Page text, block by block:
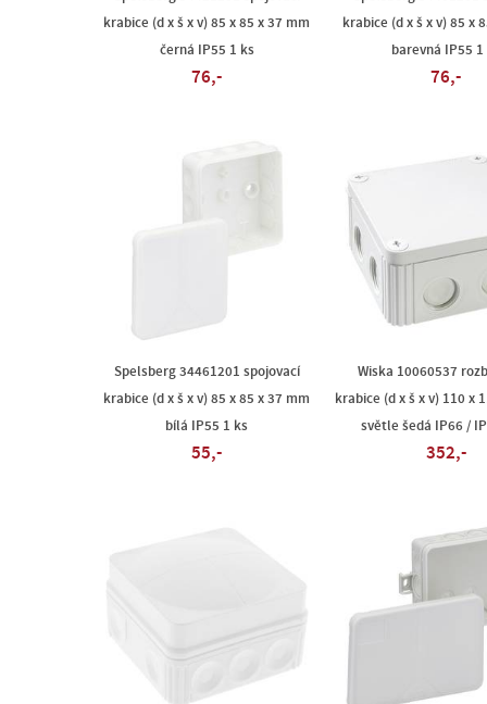
krabice (d x š x v) 85 x 85 x 37 mm
černá IP55 1 ks
76,-
krabice (d x š x v) 85 x
barevná IP55 1
76,-
Spelsberg 34461201 spojovací
krabice (d x š x v) 85 x 85 x 37 mm
bílá IP55 1 ks
55,-
Wiska 10060537
krabice (d x š x v) 110 x
světle šedá IP66 /
352,-